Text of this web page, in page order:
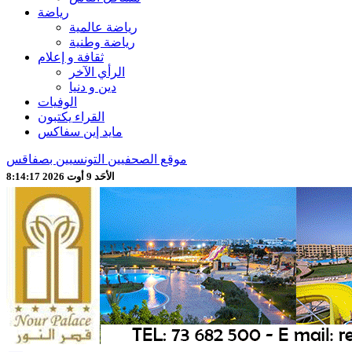
رياضة
رياضة عالمية
رياضة وطنية
ثقافة و إعلام
الرأي الآخر
دين و دنيا
الوفيات
القراء يكتبون
مايد إين سفاكس
موقع الصحفيين التونسيين بصفاقس
الأحَد 9 أوت 2026 8:14:19